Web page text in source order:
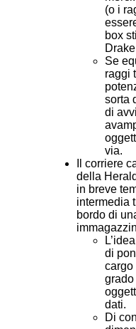
(o i
box
Se
raggi
sorta
di
via.
Il corriere
della
in breve
intermedia
bordo di
di
cargo
grado
dati.
Di